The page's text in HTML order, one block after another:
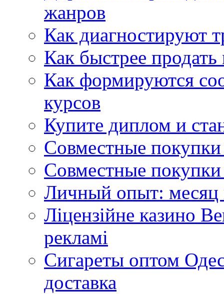
жанров
Как диагностируют
Как быстрее
Как формируются
курсов
Купите диплом и
Совместные
Совместные покупки
Личный опыт: месяц
Ліцензійне казино
рекламі
Сигареты оптом
доставка